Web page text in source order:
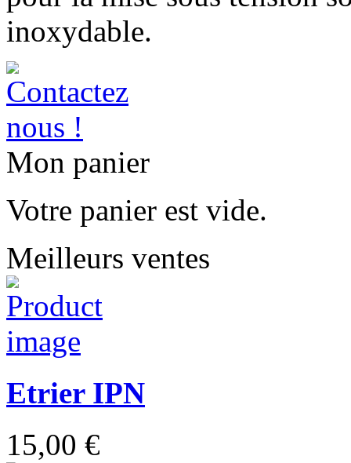
inoxydable.
Mon panier
Votre panier est vide.
Meilleurs ventes
Etrier IPN
15,00 €